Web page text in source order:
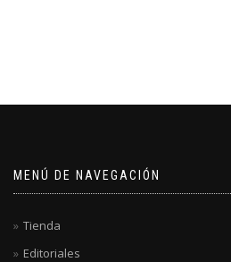
MENÚ DE NAVEGACIÓN
Tienda
Editoriales